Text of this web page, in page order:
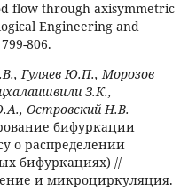
flow through axisymmetric
Engineering and
806.
Гуляев Ю.П., Морозов
З.К.,
Островский Н.В.
бифуркации
о распределении
бифуркациях) //
и микроциркуляция.